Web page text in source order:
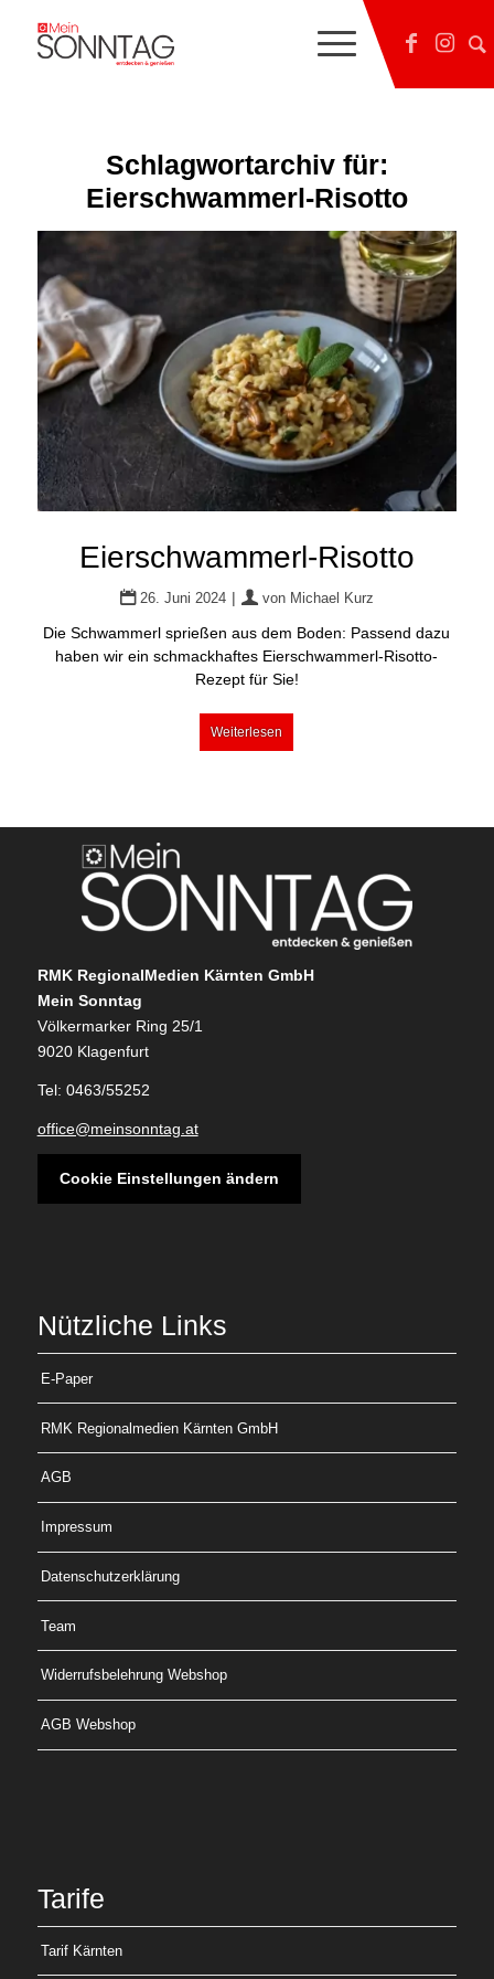
Schlagwortarchiv für:
Eierschwammerl-Risotto
Eierschwammerl-Risotto
26. Juni 2024 | von Michael Kurz
Die Schwammerl sprießen aus dem Boden: Passend dazu
haben wir ein schmackhaftes Eierschwammerl-Risotto-
Rezept für Sie!
Weiterlesen
RMK RegionalMedien Kärnten GmbH
Mein Sonntag
Völkermarker Ring 25/1
9020 Klagenfurt
Tel: 0463/55252
office@meinsonntag.at
Cookie Einstellungen ändern
Nützliche Links
E-Paper
RMK Regionalmedien Kärnten GmbH
AGB
Impressum
Datenschutzerklärung
Team
Widerrufsbelehrung Webshop
AGB Webshop
Tarife
Tarif Kärnten